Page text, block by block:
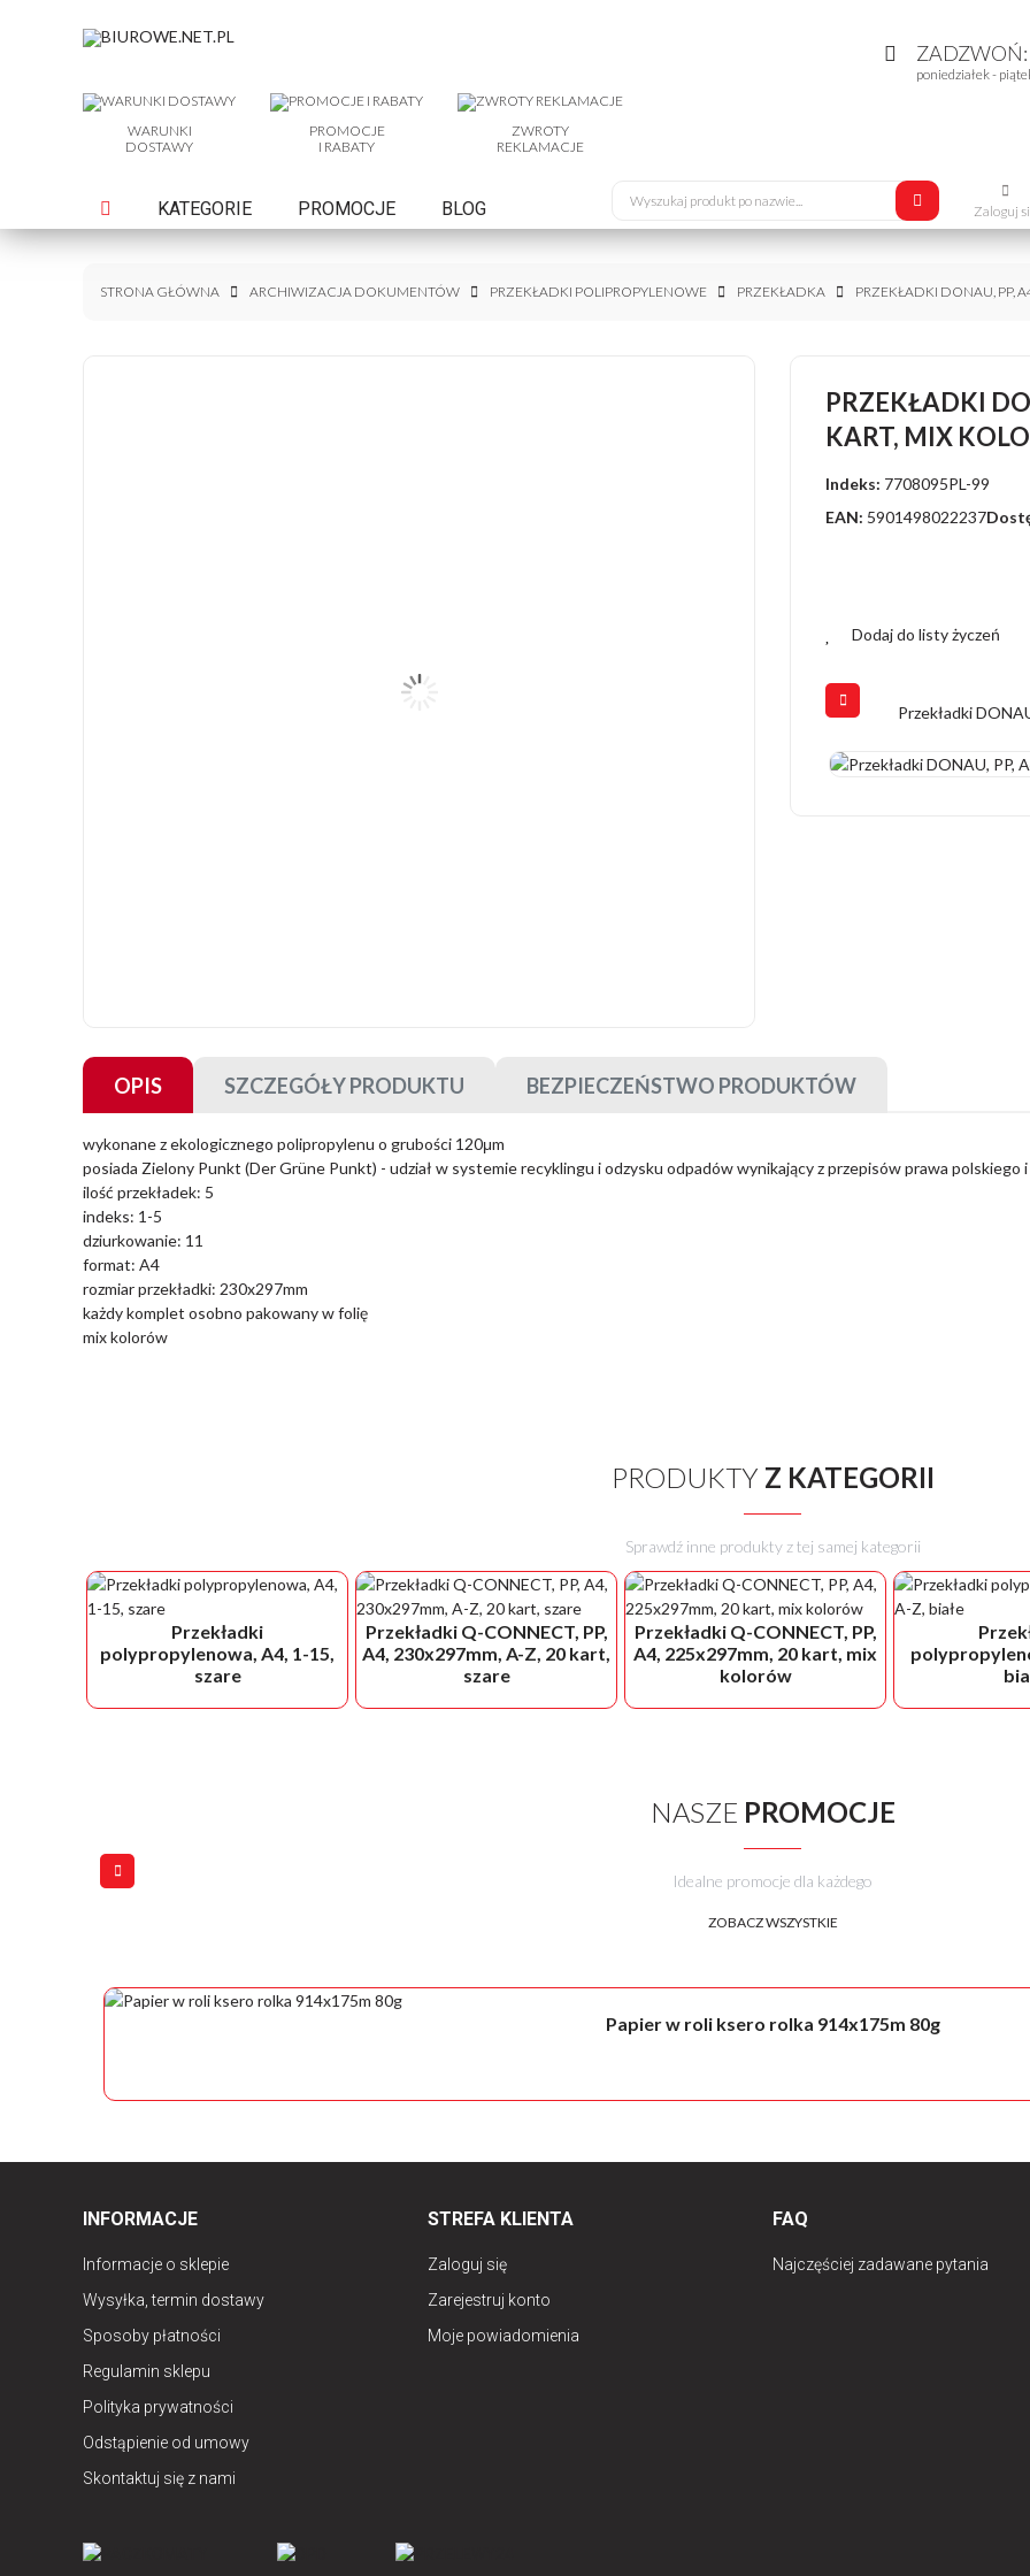
ZADZWOŃ:
poniedziałek -
WARUNKI
DOSTAWY
PROMOCJE
I RABATY
ZWROTY
REKLAMACJE
KATEGORIE PROMOCJE BLOG Zaloguj
STRONA GŁÓWNA ARCHIWIZACJA DOKUMENTÓW PRZEKŁADKI POLIPROPYLENOWE PRZEKŁADKA PRZEKŁADKI DONAU, PP,
PRZEKŁADKI
KART, MIX
Indeks: 7708095PL-99
EAN: 5901498022237
Dodaj do listy życzeń
Przekładki
OPIS SZCZEGÓŁY PRODUKTU BEZPIECZEŃSTWO PRODUKTÓW
wykonane z ekologicznego polipropylenu o grubości 120μm
posiada Zielony Punkt (Der Grüne Punkt) - udział w systemie recyklingu i odzysku odpadów wynikający z przepisów prawa polskiego i
ilość przekładek: 5
indeks: 1-5
dziurkowanie: 11
format: A4
rozmiar przekładki: 230x297mm
każdy komplet osobno pakowany w folię
mix kolorów
PRODUKTY Z KATEGORII
Sprawdź inne produkty z tej samej kategorii
Przekładki
polypropylenowa, A4, 1-15,
szare
Przekładki Q-CONNECT, PP,
A4, 230x297mm, A-Z, 20 kart,
szare
Przekładki Q-CONNECT, PP,
A4, 225x297mm, 20 kart, mix
kolorów
NASZE PROMOCJE
Idealne promocje dla każdego
ZOBACZ WSZYSTKIE
Papier w roli ksero rolka 914x175m 80g
INFORMACJE
Informacje o sklepie
Wysyłka, termin dostawy
Sposoby płatności
Regulamin sklepu
Polityka prywatności
Odstąpienie od umowy
Skontaktuj się z nami
STREFA KLIENTA
Zaloguj się
Zarejestruj konto
Moje powiadomienia
FAQ
Najczęściej zadawane pytania